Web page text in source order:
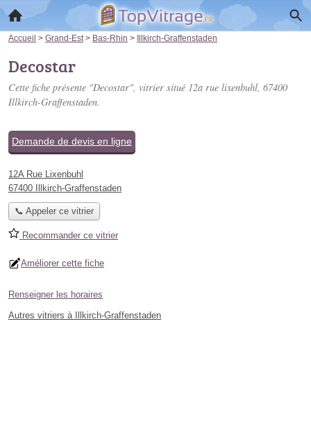
Accueil > Grand-Est > Bas-Rhin > Illkirch-Graffenstaden
Decostar
Cette fiche présente "Decostar", vitrier situé 12a rue lixenbuhl, 67400
Illkirch-Graffenstaden.
Demande de devis en ligne
12A Rue Lixenbuhl
67400 Illkirch-Graffenstaden
📞 Appeler ce vitrier
Recommander ce vitrier
Améliorer cette fiche
Renseigner les horaires
Autres vitriers à Illkirch-Graffenstaden